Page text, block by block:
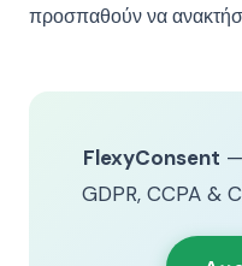
προσπαθούν να
FlexyConsent
GDPR, CCPA &